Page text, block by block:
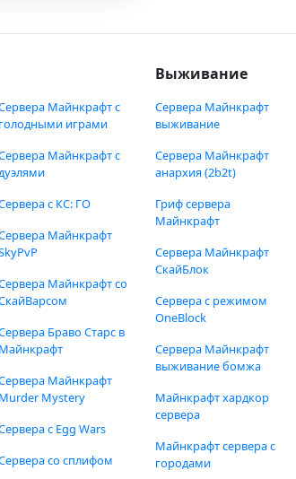
Майнкрафт с
голодными играми
Майнкрафт с
с КС: ГО
Майнкрафт
Майнкрафт со
Браво Старс в
Майнкрафт
Майнкрафт
Murder Mystery
с Egg Wars
со сплифом
Выживание
Сервера Майнкрафт
выживание
Сервера Майнкрафт
анархия (2b2t)
Гриф сервера
Майнкрафт
Сервера Майнкрафт
СкайБлок
Сервера с режимом
OneBlock
Сервера Майнкрафт
выживание бомжа
Майнкрафт хардкор
сервера
Майнкрафт сервера с
городами